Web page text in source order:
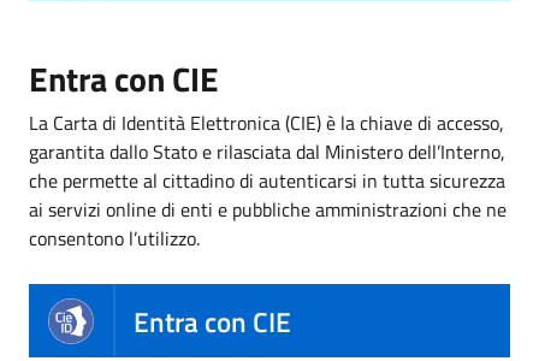
Entra con CIE
La Carta di Identità Elettronica (CIE) è la chiave di accesso,
garantita dallo Stato e rilasciata dal Ministero dell’Interno,
che permette al cittadino di autenticarsi in tutta sicurezza
ai servizi online di enti e pubbliche amministrazioni che ne
consentono l’utilizzo.
Entra con CIE